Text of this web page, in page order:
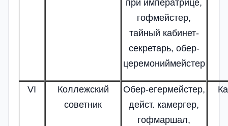
при императрице,
гофмейстер,
тайный кабинет-
секретарь, обер-
церемониймейстер
VI
Коллежский
советник
Обер-егермейстер,
дейст. камергер,
гофмаршал,